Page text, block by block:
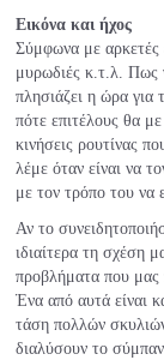
Εικόνα και ήχος
Σύμφωνα με αρκετές
μυρωδιές κ.τ.λ. Πως
πλησιάζει η ώρα για
πότε επιτέλους θα
κινήσεις ρουτίνας
λέμε όταν είναι να
με τον τρόπο του να
Αν το
ιδιαίτερα τη σχέση
προβλήματα που μας
Ένα από αυτά είναι
τάση πολλών
διαλύσουν το